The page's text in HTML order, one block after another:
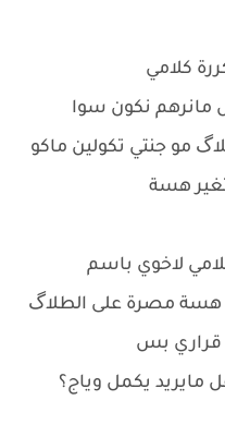
كلامي
مانرهم نكون سوا
مو جنتي تكولين ماكو
هسة
لاخوي باسم
مصرة على الطلاگ
قراري بس
مايريد يكمل وياج؟